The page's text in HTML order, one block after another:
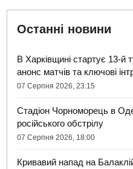
Останні новини
В Харківщині стартує 13-й
анонс матчів та ключові
07 Серпня 2026, 23:15
Стадіон Чорноморець в
російського обстрілу
07 Серпня 2026, 18:00
Кривавий напад на